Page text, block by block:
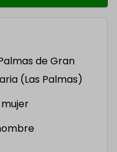
de Gran
(Las Palmas)